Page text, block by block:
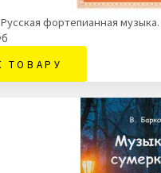
Русская фортепианная
ТОВАРУ